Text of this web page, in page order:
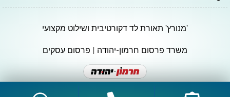
'מנורץ' תאורת לד דקורטיבית ושילוט מקצועי
משרד פרסום חרמון-יהודה פרסום עסקים